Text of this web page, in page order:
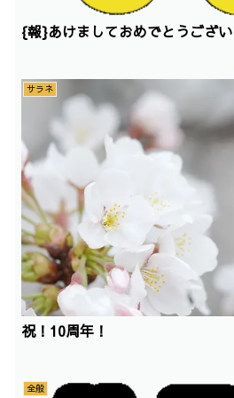
{報}あけましておめでとうござ
サラネ
祝！10周年！
全般